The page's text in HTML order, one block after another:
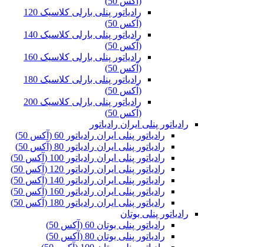
رادیاتور پنلی بارلی کلاسیک 120
(آکس 50)
رادیاتور پنلی بارلی کلاسیک 140
(آکس 50)
رادیاتور پنلی بارلی کلاسیک 160
(آکس 50)
رادیاتور پنلی بارلی کلاسیک 180
(آکس 50)
رادیاتور پنلی بارلی کلاسیک 200
(آکس 50)
رادیاتور پنلی ایران رادیاتور
رادیاتور پنلی ایران رادیاتور 60 (آکس 50)
رادیاتور پنلی ایران رادیاتور 80 (آکس 50)
رادیاتور پنلی ایران رادیاتور 100 (آکس 50)
رادیاتور پنلی ایران رادیاتور 120 (آکس 50)
رادیاتور پنلی ایران رادیاتور 140 (آکس 50)
رادیاتور پنلی ایران رادیاتور 160 (آکس 50)
رادیاتور پنلی ایران رادیاتور 180 (آکس 50)
رادیاتور پنلی بوتان
رادیاتور پنلی بوتان 60 (آکس 50)
رادیاتور پنلی بوتان 80 (آکس 50)